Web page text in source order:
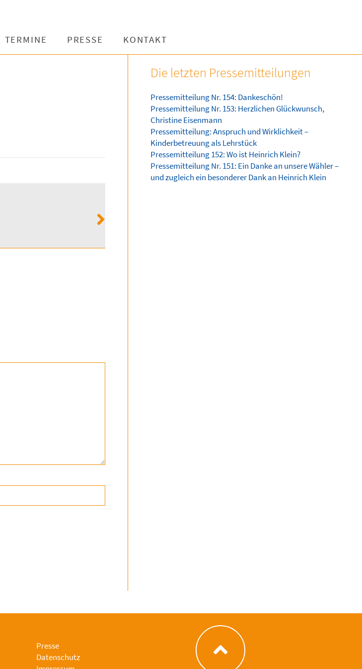
TERMINE PRESSE KONTAKT
Die letzten Pressemitteilungen
Pressemitteilung Nr. 154: Dankeschön!
Pressemitteilung Nr. 153: Herzlichen Glückwunsch,
Christine Eisenmann
Pressemitteilung: Anspruch und Wirklichkeit –
Kinderbetreuung als Lehrstück
Pressemitteilung 152: Wo ist Heinrich Klein?
Pressemitteilung Nr. 151: Ein Danke an unsere Wähler –
und zugleich ein besonderer Dank an Heinrich Klein
Presse
Datenschutz